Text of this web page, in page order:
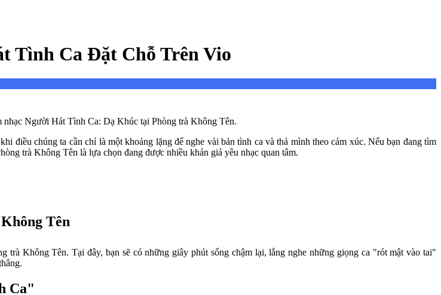
Tình Ca Đặt Chỗ Trên Vio
Người Hát Tình Ca: Dạ Khúc tại Phòng trà Không Tên.
điều chúng ta cần chỉ là một khoảng lặng để nghe vài bản tình ca và thả mình theo cảm xúc. Nếu bạn đang tìm
trà Không Tên là lựa chọn đang được nhiều khán giả yêu nhạc quan tâm.
Tên
Không Tên. Tại đây, bạn sẽ có những giây phút sống chậm lại, lắng nghe những giọng ca "rót mật vào tai"
Ca"